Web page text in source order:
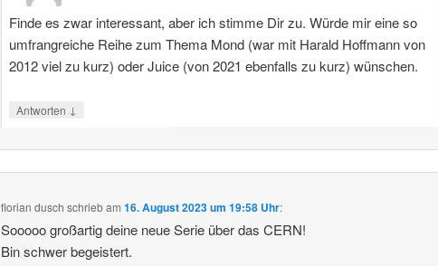
Finde es zwar interessant, aber ich stimme Dir zu. Würde mir eine so
umfrangreiche Reihe zum Thema Mond (war mit Harald Hoffmann von
2012 viel zu kurz) oder Juice (von 2021 ebenfalls zu kurz) wünschen.
Antworten ↓
florian dusch schriebam16. August 2023 um 19:58 Uhr:
Sooooo großartig deine neue Serie über das CERN!
Bin schwer begeistert.